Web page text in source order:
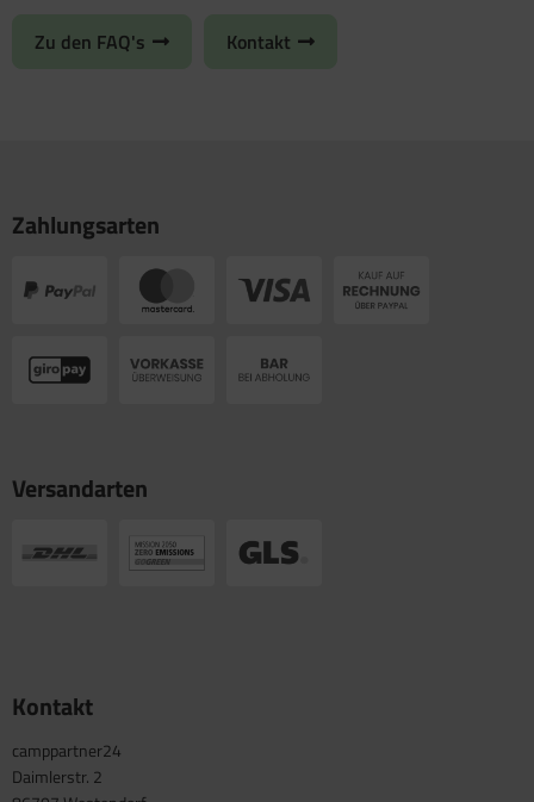
Zu den FAQ's Kontakt
Zahlungsarten
Versandarten
Kontakt
camppartner24
Daimlerstr. 2